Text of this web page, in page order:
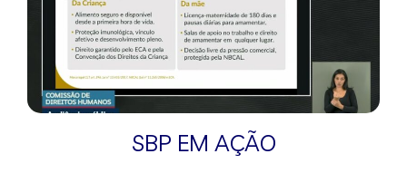
SBP EM AÇÃO